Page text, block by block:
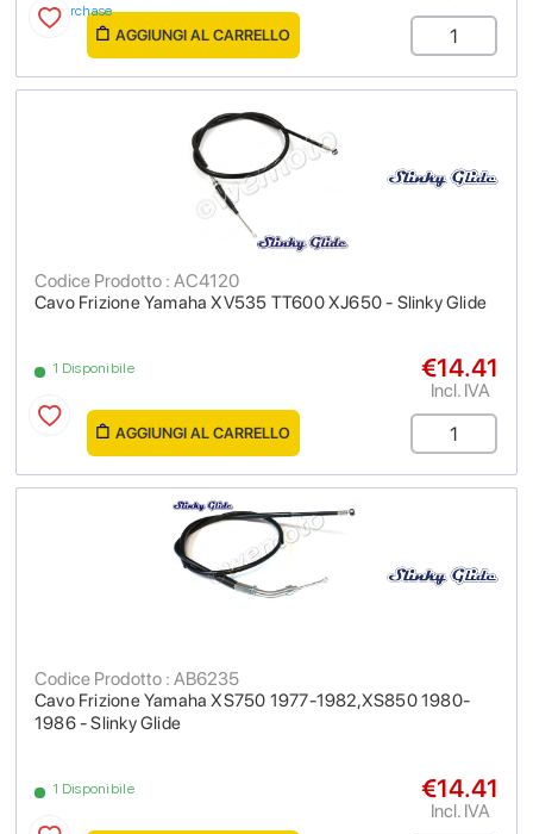
purchase
AGGIUNGI AL CARRELLO
Cavo Frizione Yamaha XV535 TT600 XJ650 - Slinky Glide
Codice Prodotto : AC4120
1 Disponibile €14.41
Incl. IVA
AGGIUNGI AL CARRELLO
Cavo Frizione Yamaha XS750 1977-1982,XS850 1980-
1986 - Slinky Glide
Codice Prodotto : AB6235
1 Disponibile €14.41
Incl. IVA